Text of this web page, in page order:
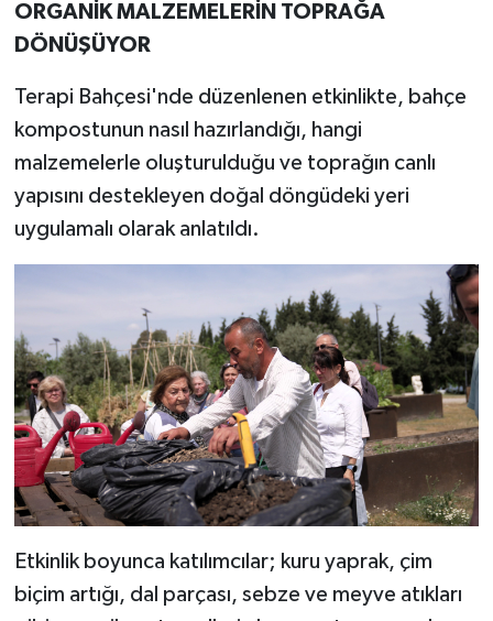
ORGANİK MALZEMELERİN TOPRAĞA
DÖNÜŞÜYOR
Terapi Bahçesi'nde düzenlenen etkinlikte, bahçe
kompostunun nasıl hazırlandığı, hangi
malzemelerle oluşturulduğu ve toprağın canlı
yapısını destekleyen doğal döngüdeki yeri
uygulamalı olarak anlatıldı.
Etkinlik boyunca katılımcılar; kuru yaprak, çim
biçim artığı, dal parçası, sebze ve meyve atıkları